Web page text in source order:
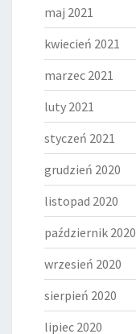
maj 2021
kwiecień 2021
marzec 2021
luty 2021
styczeń 2021
grudzień 2020
listopad 2020
październik 2020
wrzesień 2020
sierpień 2020
lipiec 2020